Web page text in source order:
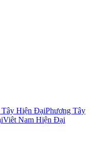
Tây Hiện ĐạiPhương Tây
Viêt Nam Hiện Đại